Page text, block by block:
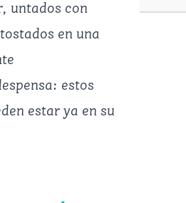
untados con
en una
estos
estar ya en su